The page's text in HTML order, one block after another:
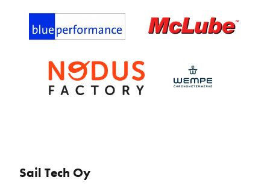
Sail Tech Oy